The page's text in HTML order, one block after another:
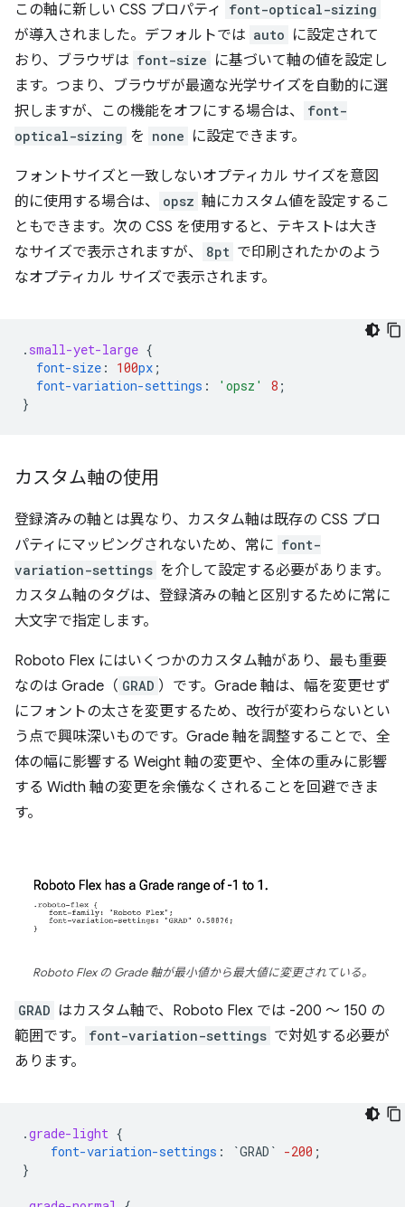
この軸に新しい CSS プロパティ font-optical-sizing
が導入されました。デフォルトでは auto に設定されて
おり、ブラウザは font-size に基づいて軸の値を設定し
ます。つまり、ブラウザが最適な光学サイズを自動的に選
択しますが、この機能をオフにする場合は、
font-
optical-sizing を none に設定できます。
フォントサイズと一致しないオプティカル サイズを意図
的に使用する場合は、
opsz 軸にカスタム値を設定するこ
ともできます。次の CSS を使用すると、テキストは大き
なサイズで表示されますが、
8pt で印刷されたかのよう
なオプティカル サイズで表示されます。
. small-yet-large {
font-size : 100px ;
font-variation-settings : 'opsz' 8 ;
}
カスタム軸の使用
登録済みの軸とは異なり、カスタム軸は既存の CSS プロ
パティにマッピングされないため、常に font-
variation-settings を介して設定する必要があります。
カスタム軸のタグは、登録済みの軸と区別するために常に
大文字で指定します。
Roboto Flex にはいくつかのカスタム軸があり、最も重要
なのは Grade（ GRAD ）です。Grade 軸は、幅を変更せず
にフォントの太さを変更するため、改行が変わらないとい
う点で興味深いものです。Grade 軸を調整することで、全
体の幅に影響する Weight 軸の変更や、全体の重みに影響
する Width 軸の変更を余儀なくされることを回避できま
す。
Roboto Flex の Grade 軸が最小値から最大値に変更されている。
GRAD はカスタム軸で、Roboto Flex では -200 ～ 150 の
範囲です。
font-variation-settings で対処する必要が
あります。
.grade-light {
font-variation-settings : `GRAD ` -200 ;
}